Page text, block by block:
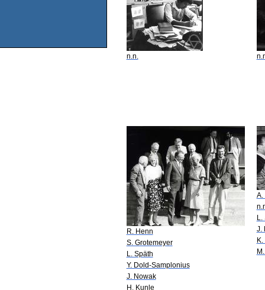
n.n.
R. Henn
S. Grotemeyer
L. Späth
Y. Dold-Samplonius
J. Nowak
H. Kunle
A.
L.
J.
K.